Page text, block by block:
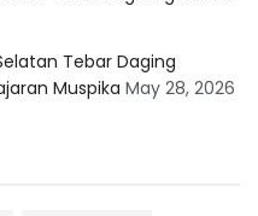
Tebar Daging
Muspika May 28, 2026